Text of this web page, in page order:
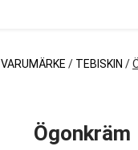
VARUMÄRKE / TEBISKIN /
Ögonkräm